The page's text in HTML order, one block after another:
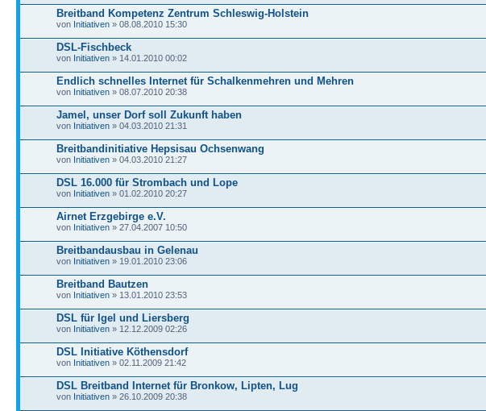
Breitband Kompetenz Zentrum Schleswig-Holstein
von Initiativen » 08.08.2010 15:30
DSL-Fischbeck
von Initiativen » 14.01.2010 00:02
Endlich schnelles Internet für Schalkenmehren und Mehren
von Initiativen » 08.07.2010 20:38
Jamel, unser Dorf soll Zukunft haben
von Initiativen » 04.03.2010 21:31
Breitbandinitiative Hepsisau Ochsenwang
von Initiativen » 04.03.2010 21:27
DSL 16.000 für Strombach und Lope
von Initiativen » 01.02.2010 20:27
Airnet Erzgebirge e.V.
von Initiativen » 27.04.2007 10:50
Breitbandausbau in Gelenau
von Initiativen » 19.01.2010 23:06
Breitband Bautzen
von Initiativen » 13.01.2010 23:53
DSL für Igel und Liersberg
von Initiativen » 12.12.2009 02:26
DSL Initiative Köthensdorf
von Initiativen » 02.11.2009 21:42
DSL Breitband Internet für Bronkow, Lipten, Lug
von Initiativen » 26.10.2009 20:38